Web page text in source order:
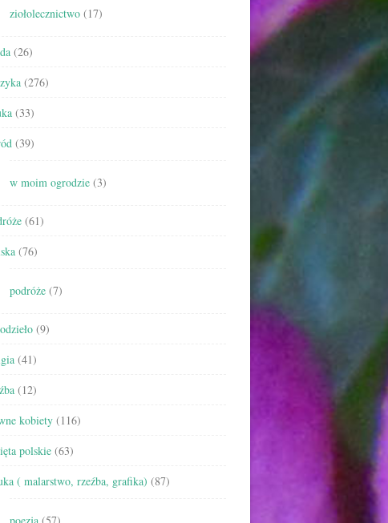
ziołolecznictwo (17)
(26)
(276)
(33)
(39)
w moim ogrodzie (3)
(61)
(76)
podróże (7)
(9)
(41)
(12)
kobiety (116)
polskie (63)
( malarstwo, rzeźba, grafika) (87)